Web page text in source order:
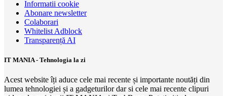
Informatii cookie
Abonare newsletter
Colaborari
Whitelist Adblock
Transparență AI
IT MANIA - Tehnologia la zi
Acest website îți aduce cele mai recente și importante noutăți din
lumea tehnologiei și a gadgeturilor dar si cele mai recente clipuri